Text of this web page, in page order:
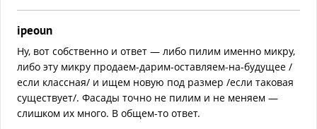
ipeoun
Ну, вот собственно и ответ — либо пилим именно микру,
либо эту микру продаем-дарим-оставляем-на-будущее /
если классная/ и ищем новую под размер /если таковая
существует/. Фасады точно не пилим и не меняем —
слишком их много. В общем-то ответ.